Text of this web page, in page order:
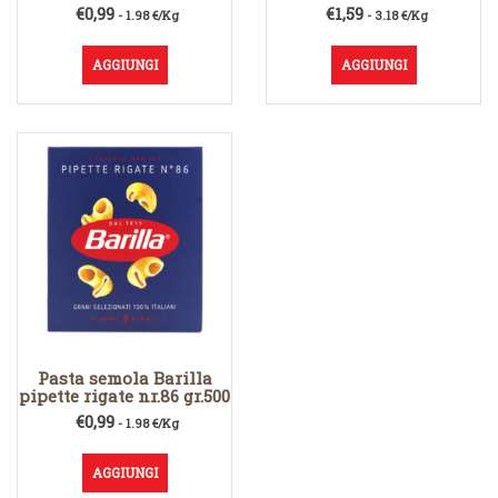
€0,99 - 1.98 €/Kg
AGGIUNGI
€1,59- 3.18 €/Kg
AGGIUNGI
Pasta semola Barilla
pipette rigate nr.86 gr.500
€0,99 - 1.98 €/Kg
AGGIUNGI